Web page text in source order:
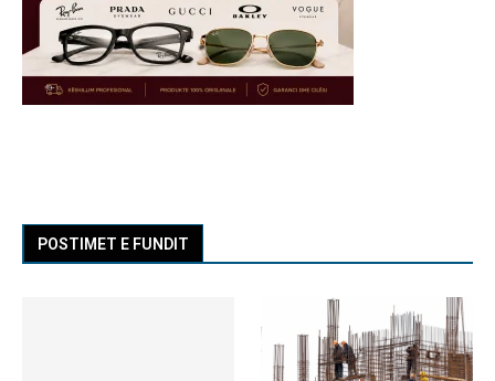
POSTIMET E FUNDIT